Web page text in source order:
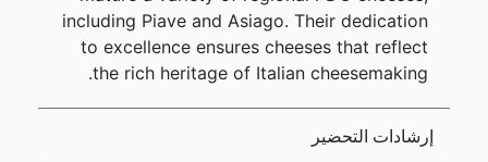
including Piave and Asiago. Their dedication
to excellence ensures cheeses that reflect
the rich heritage of Italian cheesemaking.
إرشادات التحضير